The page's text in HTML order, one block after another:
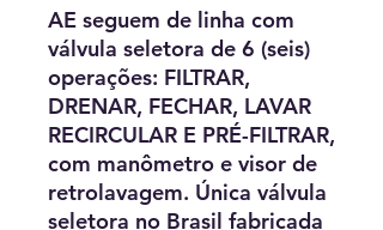
AE seguem de linha com
válvula seletora de 6 (seis)
operações: FILTRAR,
DRENAR, FECHAR, LAVAR
RECIRCULAR E PRÉ-FILTRAR,
com manômetro e visor de
retrolavagem. Única válvula
seletora no Brasil fabricada